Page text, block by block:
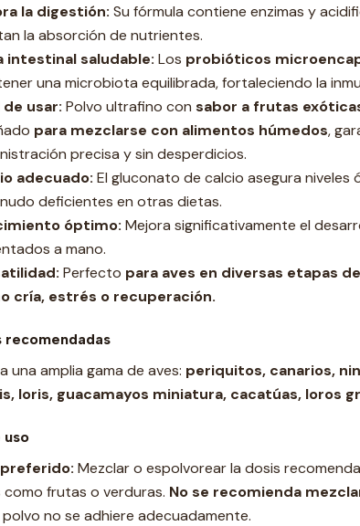
la digestión: Su fórmula contiene enzimas y
la absorción de nutrientes.
intestinal saludable: Los probióticos
una microbiota equilibrada, fortaleciendo la
de usar: Polvo ultrafino con sabor a frutas
para mezclarse con alimentos húmedos,
precisa y sin desperdicios.
adecuado: El gluconato de calcio asegura niveles
deficientes en otras dietas.
óptimo: Mejora significativamente el
a mano.
Perfecto para aves en diversas etapas
cría, estrés o recuperación.
recomendadas
una amplia gama de aves: periquitos, canarios,
loris, guacamayos miniatura, cacatúas, loros
uso
Mezclar o espolvorear la dosis
como frutas o verduras. No se recomienda
no se adhiere adecuadamente.